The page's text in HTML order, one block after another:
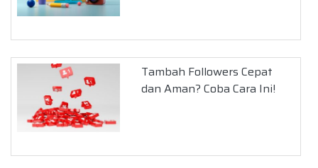
Tambah Followers Cepat
dan Aman? Coba Cara Ini!